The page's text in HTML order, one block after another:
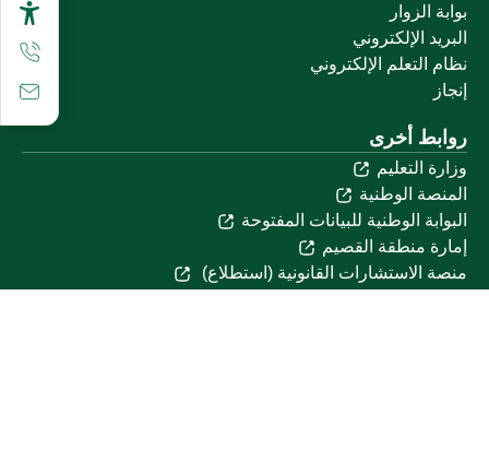
بوابة الزوار
البريد الإلكتروني
نظام التعلم الإلكتروني
إنجاز
روابط أخرى
وزارة التعليم
المنصة الوطنية
البوابة الوطنية للبيانات المفتوحة
إمارة منطقة القصيم
منصة الاستشارات القانونية (استطلاع)